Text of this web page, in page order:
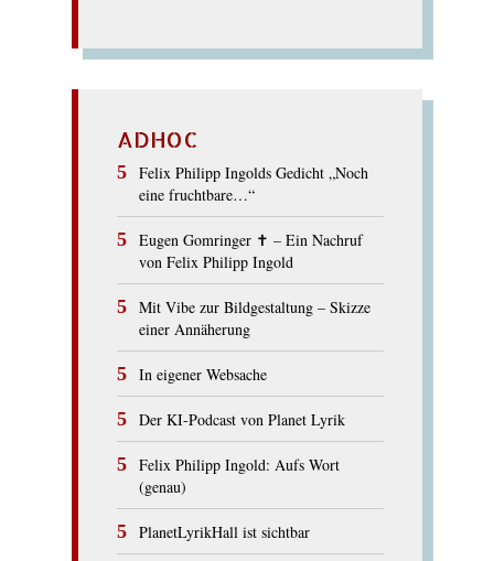
ADHOC
Felix Philipp Ingolds Gedicht „Noch
eine fruchtbare…“
Eugen Gomringer ✝︎ – Ein Nachruf
von Felix Philipp Ingold
Mit Vibe zur Bildgestaltung – Skizze
einer Annäherung
In eigener Websache
Der KI-Podcast von Planet Lyrik
Felix Philipp Ingold: Aufs Wort
(genau)
PlanetLyrikHall ist sichtbar